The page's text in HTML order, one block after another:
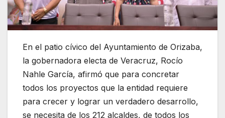
En el patio cívico del Ayuntamiento de Orizaba,
la gobernadora electa de Veracruz, Rocío
Nahle García, afirmó que para concretar
todos los proyectos que la entidad requiere
para crecer y lograr un verdadero desarrollo,
se necesita de los 212 alcaldes, de todos los